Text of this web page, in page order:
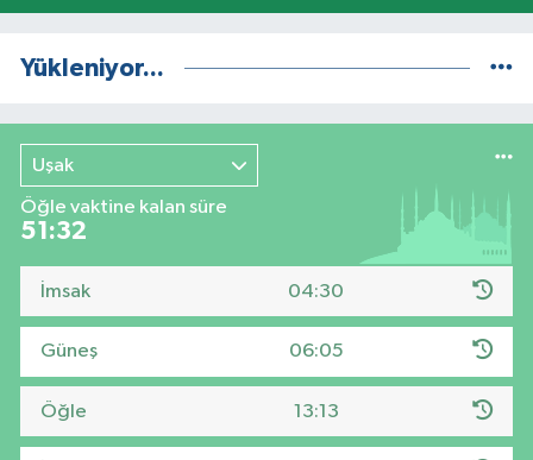
Yükleniyor...
Uşak
Öğle vaktine kalan süre
51:31
İmsak 04:30
Güneş 06:05
Öğle 13:13